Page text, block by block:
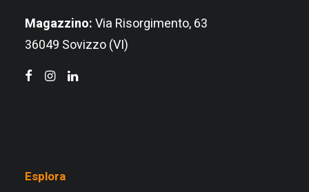
Magazzino:Via Risorgimento, 63
36049 Sovizzo (VI)
Esplora